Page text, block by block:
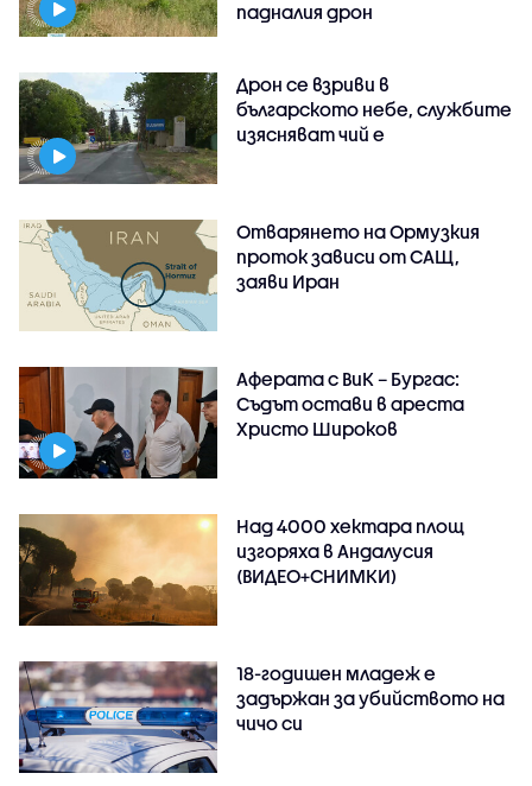
падналия дрон
Дрон се взриви в
българското небе, службите
изясняват чий е
Отварянето на Ормузкия
проток зависи от САЩ,
заяви Иран
Аферата с ВиК – Бургас:
Съдът остави в ареста
Христо Широков
Над 4000 хектара площ
изгоряха в Андалусия
(ВИДЕО+СНИМКИ)
18-годишен младеж е
задържан за убийството на
чичо си